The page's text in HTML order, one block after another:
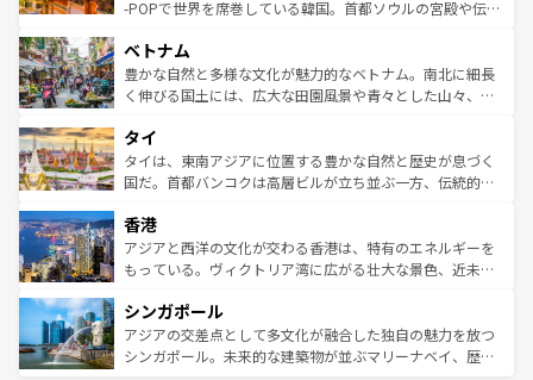
い。オーストラリアの多彩な魅力を存分に味わいつくそ
参照してほしい。
驚きをもたらしてくれる。また、奥深い台湾の食文化も魅
容にもいいと評判のスイーツなど、バラエティ豊かな料理
が味わえる。 なお、新着の台湾情報は コンテンツ一覧を参
照してほしい。
-POPで世界を席巻している韓国。首都ソウルの宮殿や伝統
き、地方に足を延ばせば四季折々の自然美を楽しむことが
できる。そして、キムチや焼肉、絶品のストリートフード
まで、さまざまな韓国料理が待っている。夜には、韓国な
リティに包まれながら、韓国の多彩な魅力を心ゆくまで味
わってみてほしい。 なお、新着の韓国情報はコンテンツ一
覧を参照してほしい。
ベトナム
豊かな自然と多様な文化が魅力的なベトナム。南北に細長
く伸びる国土には、広大な田園風景や青々とした山々、世
急速な発展と共に伝統が息づく。ハノイの古い町並みやホ
ーチミン市のフランス統治時代の建物も、独特の雰囲気を
醸し出している。また、バラエティの豊かさとおいしさで
とつ。フォーやバインミー、ベトナムコーヒーなどは、ぜ
ひ現地で味わいたい。どの地域を訪れてもあたたかい人々
が旅行者を迎えてくれるので、きっと忘れられない旅にな
参照してほしい。
タイ
タイは、東南アジアに位置する豊かな自然と歴史が息づく
国だ。首都バンコクは高層ビルが立ち並ぶ一方、伝統的な
の活気が交差している。北部ではチェンマイなどの山岳地
帯で自然と触れ合い、南部ではプーケットやクラビの美し
いビーチでリゾート気分を楽しむことができる。タイ料理
激する。気候は一年中温暖で、どの季節にも異なる楽しみ
が待っている。親しみやすいタイの人々、仏教を中心とし
た文化、そして多様な観光資源が、訪れる旅人を魅了し続
香港
アジアと西洋の文化が交わる香港は、特有のエネルギーを
もっている。ヴィクトリア湾に広がる壮大な景色、近未来
み、どこを訪れても感動するはず。観光スポットが密集し
ており、効率よく見どころを回れるのも魅力。息をのむよ
うな絶景から文化的な体験まで、香港を存分に楽しみ尽く
シンガポール
アジアの交差点として多文化が融合した独自の魅力を放つ
シンガポール。未来的な建築物が並ぶマリーナベイ、歴史